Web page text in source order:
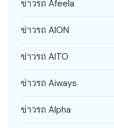
ข่าวรถ Afeela
ข่าวรถ AION
ข่าวรถ AITO
ข่าวรถ Aiways
ข่าวรถ Alpha